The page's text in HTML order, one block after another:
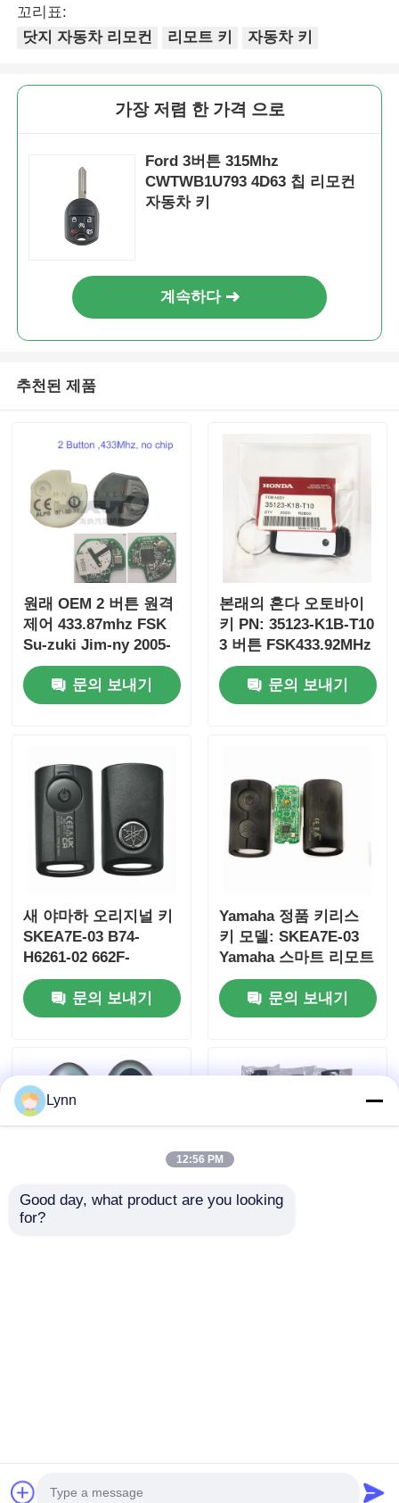
꼬리표:
닷지 자동차 리모컨
리모트 키 자동차 키
가장 저렴 한 가격 으로
Ford 3버튼 315Mhz
CWTWB1U793 4D63 칩 리모컨
자동차 키
계속하다
추천된 제품
원래 OEM 2 버튼 원격
제어 433.87mhz FSK
Su-zuki Jim-ny 2005-
2017 칩 없음 37182-A7
도매 MOQ 50pcs 전용
제어
문의 보내기
본래의 혼다 오토바이
키 PN: 35123-K1B-T10
3 버튼 FSK433.92MHz
ID47chip 원격 자동차
키
문의 보내기
새 야마하 오리지널 키
SKEA7E-03 B74-
H6261-02 662F-
SKEA7D03
문의 보내기
Yamaha 정품 키리스
키 모델: SKEA7E-03
Yamaha 스마트 리모트
키 B74-H6261-
02/662F-SKEA7D03용
문의 보내기
Guangzhou Haina High-Tech Co., Ltd.. All Rights
Lynn
12:56 PM
Good day, what product are you looking
for?